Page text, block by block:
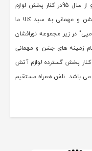
تبدیل شد و در سال 92 به شکوفایی رسید و از سال 95در کنار پخش لوازم
و مهمانی به سبد کالا ما
برند "هپی مپی" در زیر مجموعه نورافشان
زمینه های جشن و مهمانی
کنار پخش گسترده لوازم آتش
باشد. تلفن همراه مستقیم